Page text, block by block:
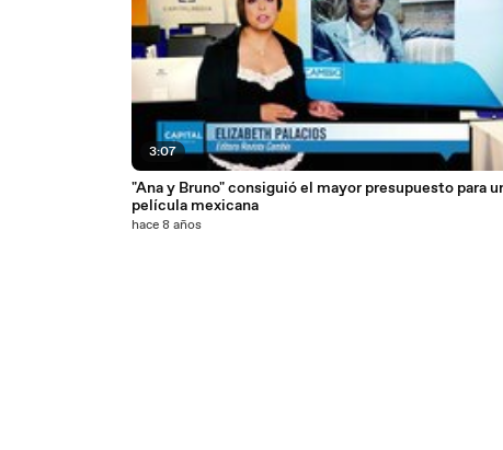
3:07
"Ana y Bruno" consiguió el mayor presupuesto para
película mexicana
hace 8 años